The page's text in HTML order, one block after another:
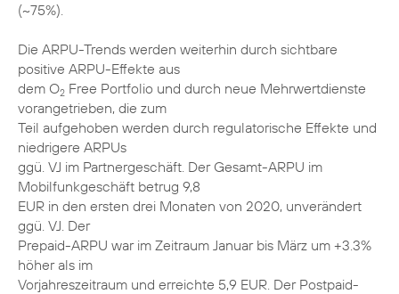
(~75%).
Die ARPU-Trends werden weiterhin durch sichtbare
positive ARPU-Effekte aus
dem O2 Free Portfolio und durch neue Mehrwertdienste
vorangetrieben, die zum
Teil aufgehoben werden durch regulatorische Effekte und
niedrigere ARPUs
ggü. VJ im Partnergeschäft. Der Gesamt-ARPU im
Mobilfunkgeschäft betrug 9,8
EUR in den ersten drei Monaten von 2020, unverändert
ggü. VJ. Der
Prepaid-ARPU war im Zeitraum Januar bis März um +3.3%
höher als im
Vorjahreszeitraum und erreichte 5,9 EUR. Der Postpaid-